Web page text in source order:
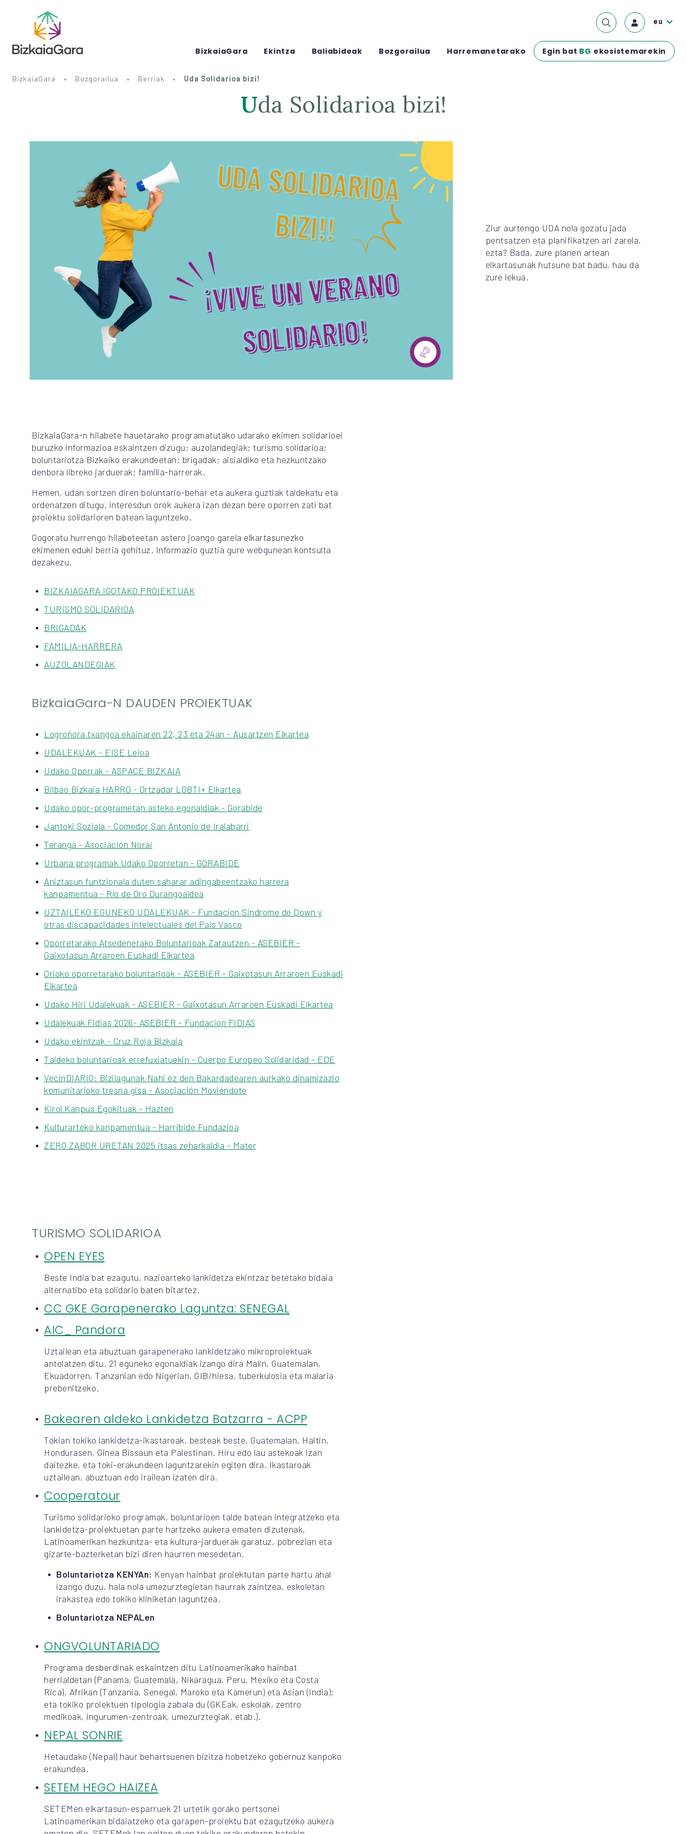
BizkaiaGara Ekintza Baliabideak Bozgorailua Harremanetarako Egin bat BG ekosistemarekin
eu
BizkaiaGara Bozgorailua Berriak Uda Solidarioa bizi!
Uda Solidarioa bizi!
Ziur aurtengo UDA nola gozatu jada
pentsatzen eta planifikatzen ari zarela,
ezta? Bada, zure planen artean
elkartasunak hutsune bat badu, hau da
zure lekua.
BizkaiaGara-n hilabete hauetarako programatutako udarako ekimen solidarioei
buruzko informazioa eskaintzen dizugu: auzolandegiak; turismo solidarioa;
boluntariotza Bizkaiko erakundeetan; brigadak; aisialdiko eta hezkuntzako
denbora libreko jarduerak; familia-harrerak.
Hemen, udan sortzen diren boluntario-behar eta aukera guztiak taldekatu eta
ordenatzen ditugu, interesdun orok aukera izan dezan bere oporren zati bat
proiektu solidarioren batean laguntzeko.
Gogoratu hurrengo hilabeteetan astero joango garela elkartasunezko
ekimenen eduki berria gehituz. Informazio guztia gure webgunean kontsulta
dezakezu.
BIZKAIAGARA IGOTAKO PROIEKTUAK
TURISMO SOLIDARIOA
BRIGADAK
FAMILIA-HARRERA
AUZOLANDEGIAK
BizkaiaGara-N DAUDEN PROIEKTUAK
Logroñora txangoa ekainaren 22, 23 eta 24an - Ausartzen Elkartea
UDALEKUAK - EISE Leioa
Udako Oporrak - ASPACE BIZKAIA
Bilbao Bizkaia HARRO - Ortzadar LGBTI+ Elkartea
Udako opor-programetan asteko egonaldiak - Gorabide
Jantoki Soziala - Comedor San Antonio de Iralabarri
Teranga - Asociación Norai
Urbana programak Udako Oporretan - GORABIDE
Aniztasun funtzionala duten saharar adingabeentzako harrera
kanpamentua - Río de Oro Durangoaldea
UZTAILEKO EGUNEKO UDALEKUAK - Fundacion Sindrome de Down y
otras discapacidades intelectuales del Pais Vasco
Oporretarako Atsedenerako Boluntarioak Zarautzen - ASEBIER -
Gaixotasun Arraroen Euskadi Elkartea
Orioko oporretarako boluntarioak - ASEBIER - Gaixotasun Arraroen Euskadi
Elkartea
Udako Hiri Udalekuak - ASEBIER - Gaixotasun Arraroen Euskadi Elkartea
Udalekuak Fidias 2026- ASEBIER - Fundacion FIDIAS
Udako ekintzak - Cruz Roja Bizkaia
Taldeko boluntarioak errefuxiatuekin - Cuerpo Europeo Solidaridad - EDE
VecinDIARIO: Bizilagunak Nahi ez den Bakardadearen aurkako dinamizazio
komunitarioko tresna gisa - Asociación Moviéndote
Kirol Kanpus Egokituak - Hazten
Kulturarteko kanpamentua - Harribide Fundazioa
ZERO ZABOR URETAN 2025 itsas zeharkaldia - Mater
TURISMO SOLIDARIOA
OPEN EYES
Beste India bat ezagutu, nazioarteko lankidetza ekintzaz betetako bidaia
alternatibo eta solidario baten bitartez.
CC GKE Garapenerako Laguntza: SENEGAL
AIC_ Pandora
Uztailean eta abuztuan garapenerako lankidetzako mikroproiektuak
antolatzen ditu. 21 eguneko egonaldiak izango dira Malin, Guatemalan,
Ekuadorren, Tanzanian edo Nigerian, GIB/hiesa, tuberkulosia eta malaria
prebenitzeko.
Bakearen aldeko Lankidetza Batzarra - ACPP
Tokian tokiko lankidetza-ikastaroak, besteak beste, Guatemalan, Haitin,
Hondurasen, Ginea Bissaun eta Palestinan. Hiru edo lau astekoak izan
daitezke, eta toki-erakundeen laguntzarekin egiten dira. Ikastaroak
uztailean, abuztuan edo irailean izaten dira.
Cooperatour
Turismo solidarioko programak, boluntarioen talde batean integratzeko eta
lankidetza-proiektuetan parte hartzeko aukera ematen dizutenak,
Latinoamerikan hezkuntza- eta kultura-jarduerak garatuz, pobrezian eta
gizarte-bazterketan bizi diren haurren mesedetan.
Boluntariotza KENYAn: Kenyan hainbat proiektutan parte hartu ahal
izango duzu, hala nola umezurztegietan haurrak zaintzea, eskoletan
irakastea edo tokiko kliniketan laguntzea.
Boluntariotza NEPALen
ONGVOLUNTARIADO
Programa desberdinak eskaintzen ditu Latinoamerikako hainbat
herrialdetan (Panama, Guatemala, Nikaragua, Peru, Mexiko eta Costa
Rica), Afrikan (Tanzania, Senegal, Maroko eta Kamerun) eta Asian (India);
eta tokiko proiektuen tipologia zabala du (GKEak, eskolak, zentro
medikoak, ingurumen-zentroak, umezurztegiak, etab.).
NEPAL SONRIE
Hetaudako (Nepal) haur behartsuenen bizitza hobetzeko gobernuz kanpoko
erakundea.
SETEM HEGO HAIZEA
SETEMen elkartasun-esparruek 21 urtetik gorako pertsonei
Latinoamerikan bidaiatzeko eta garapen-proiektu bat ezagutzeko aukera